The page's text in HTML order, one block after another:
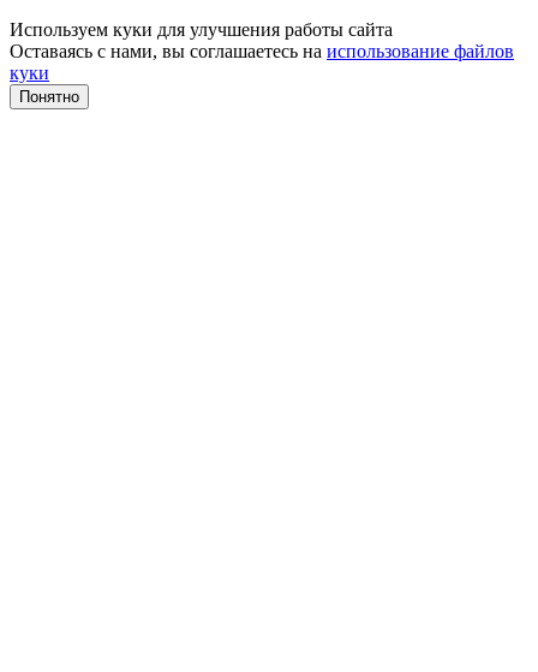
Используем куки для улучшения работы сайта
Оставаясь с нами, вы соглашаетесь на использование файлов
куки
Понятно